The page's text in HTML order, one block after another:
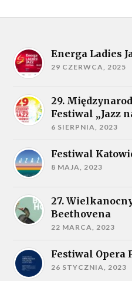
Energa Ladies
29 CZERWCA, 2025
29.
Festiwal „Jazz
6 SIERPNIA, 2023
Festiwal
8 MAJA, 2023
27.
Beethovena
22 MARCA, 2023
Festiwal Opera
26 STYCZNIA, 2023